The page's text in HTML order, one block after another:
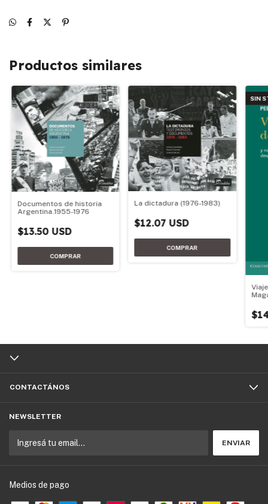
Productos similares
Documentos de historia
Argentina.1955-1976
$13.50 USD
La dictadura (1976-1983)
$12.07 USD
SIN
CONTACTÁNOS
NEWSLETTER
Medios de pago